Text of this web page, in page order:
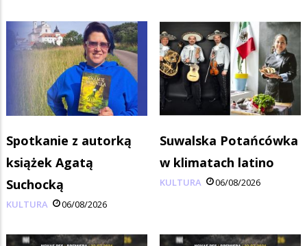
Spotkanie z autorką
książek Agatą
Suchocką
KULTURA 06/08/2026
Suwalska Potańcówka
w klimatach latino
KULTURA 06/08/2026